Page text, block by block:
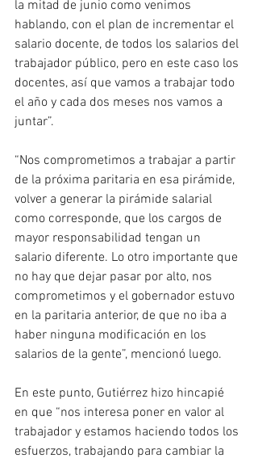
la mitad de junio como venimos
hablando, con el plan de incrementar el
salario docente, de todos los salarios del
trabajador público, pero en este caso los
docentes, así que vamos a trabajar todo
el año y cada dos meses nos vamos a
juntar”.
“Nos comprometimos a trabajar a partir
de la próxima paritaria en esa pirámide,
volver a generar la pirámide salarial
como corresponde, que los cargos de
mayor responsabilidad tengan un
salario diferente. Lo otro importante que
no hay que dejar pasar por alto, nos
comprometimos y el gobernador estuvo
en la paritaria anterior, de que no iba a
haber ninguna modificación en los
salarios de la gente”, mencionó luego.
En este punto, Gutiérrez hizo hincapié
en que “nos interesa poner en valor al
trabajador y estamos haciendo todos los
esfuerzos, trabajando para cambiar la